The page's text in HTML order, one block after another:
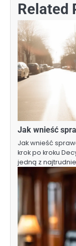
Related
Jak wnieść
Jak wnieść
krok po kroku
jedną z